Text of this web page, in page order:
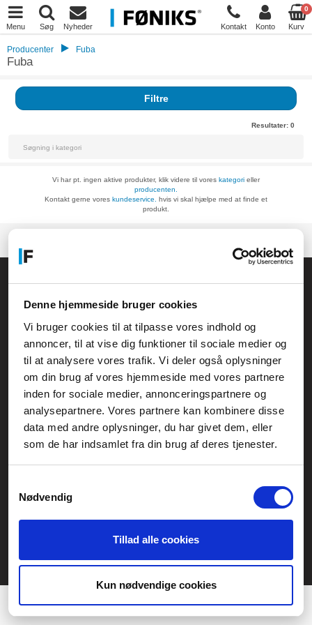
Denne hjemmeside bruger cookies
Vi bruger cookies til at tilpasse vores indhold og
annoncer, til at vise dig funktioner til sociale medier og
til at analysere vores trafik. Vi deler også oplysninger
om din brug af vores hjemmeside med vores partnere
inden for sociale medier, annonceringspartnere og
analysepartnere. Vores partnere kan kombinere disse
data med andre oplysninger, du har givet dem, eller
som de har indsamlet fra din brug af deres tjenester.
Nødvendig
Tillad alle cookies
Kun nødvendige cookies
Menu Søg Nyheder Kontakt Konto
0
Kurv
Producenter Fuba
Fuba
Filtre
Resultater: 0
Vi har pt. ingen aktive produkter, klik videre til vores kategori eller
producenten.
Kontakt gerne vores kundeservice.
hvis vi skal hjælpe med at finde et
produkt.
Anelystparken 33B, 8381 Tilst
Generelle henvendelser:
kontakt@fcomputer.dk
Service- og reklamationsafdelingen:
Sitemap
3 ugers returret Datasikkerhed/Cookies